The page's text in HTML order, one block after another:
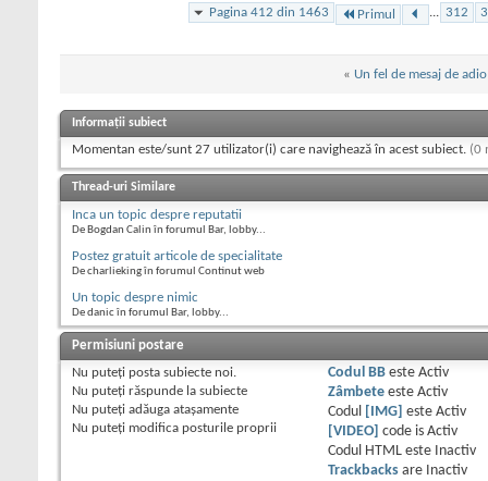
Pagina 412 din 1463 Primul ... 312
« Un fel de mesaj de adio
Informații subiect
Momentan este/sunt 27 utilizator(i) care navighează în acest subiect. (0
Thread-uri Similare
Inca un topic despre reputatii
De Bogdan Calin în forumul Bar, lobby...
Postez gratuit articole de specialitate
De charlieking în forumul Continut web
Un topic despre nimic
De danic în forumul Bar, lobby...
Permisiuni postare
Nu puteţi posta subiecte noi.
Nu puteţi răspunde la subiecte
Nu puteţi adăuga ataşamente
Nu puteţi modifica posturile proprii
Codul BBeste Activ
Zâmbeteeste Activ
Codul
[IMG] este Activ
[VIDEO] code is Activ
Codul HTML este
Inactiv
Trackbacksare
Inactiv